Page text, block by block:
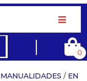
0
/ EN